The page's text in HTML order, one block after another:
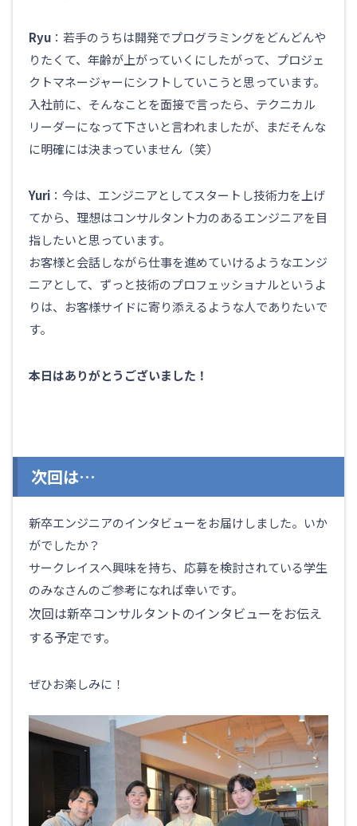
Ryu ：若手のうちは開発でプログラミングをどんどんや
りたくて、年齢が上がっていくにしたがって、プロジェ
クトマネージャーにシフトしていこうと思っています。
入社前に、そんなことを面接で言ったら、テクニカル
リーダーになって下さいと言われましたが、まだそんな
に明確には決まっていません（笑）
Yuri ：今は、エンジニアとしてスタートし技術力を上げ
てから、理想はコンサルタント力のあるエンジニアを目
指したいと思っています。
お客様と会話しながら仕事を進めていけるようなエンジ
ニアとして、ずっと技術のプロフェッショナルというよ
りは、お客様サイドに寄り添えるような人でありたいで
す。
本日はありがとうございました！
次回は…
新卒エンジニアのインタビューをお届けしました。いか
がでしたか？
サークレイスへ興味を持ち、応募を検討されている学生
のみなさんのご参考になれば幸いです。
次回は新卒コンサルタントのインタビューをお伝え
する予定です。
ぜひお楽しみに！